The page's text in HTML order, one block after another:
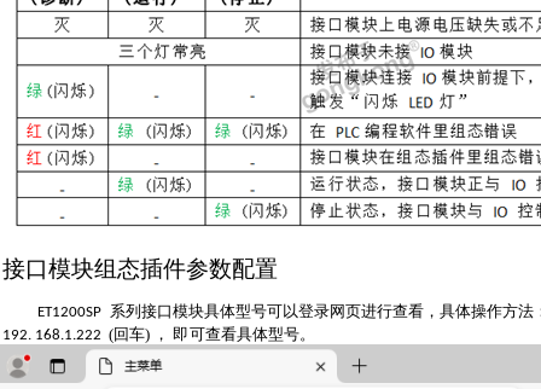
接口模块组态插件参数配置
ET1200SP 系列接口模块具体型号可以登录网页进行查看，具体操作方法
192. 168.1.222 (回车) ， 即可查看具体型号。